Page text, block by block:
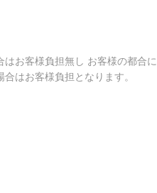
はお客様負担無し お客様の都合に
合はお客様負担となります。